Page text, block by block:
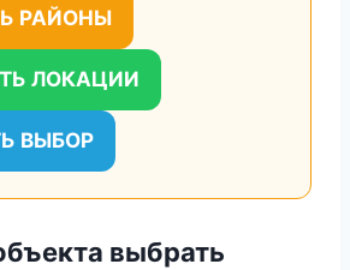
РАЙОНЫ
ЛОКАЦИИ
ВЫБОР
выбрать